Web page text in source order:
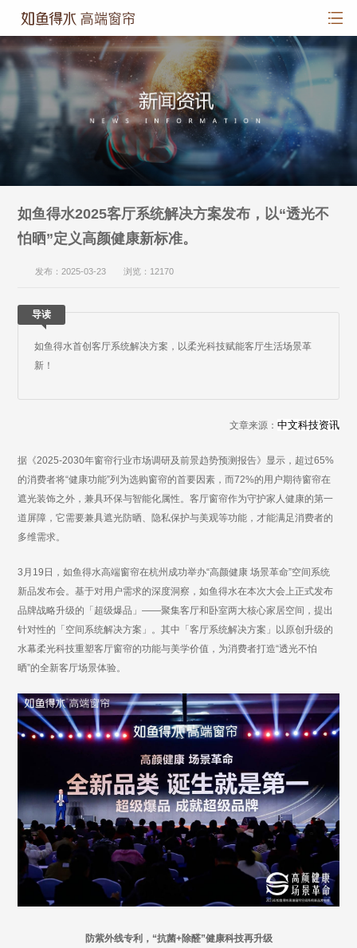
如鱼得水2025客厅系统解决方案发布，以“透光不
怕晒”定义高颜健康新标准。
发布：2025-03-23 浏览：12170
导读
如鱼得水首创客厅系统解决方案，以柔光科技赋能客厅生活场景革
新！
文章来源： 中文科技资讯
据《2025-2030年窗帘行业市场调研及前景趋势预测报告》显示， 超过65%
的消费者将“健康功能”列为选购窗帘的首要因素，而72%的用户期待窗帘在
遮光装饰之外，兼具环保与智能化属性。客厅窗帘作为守护家人健康的第一
道屏障，它需要兼具遮光防晒、隐私保护与美观等功能，才能满足消费者的
多维需求。
3月19日，如鱼得水高端窗帘在杭州成功举办“高颜健康 场景革命”空间系统
新品发布会。基于对用户需求的深度洞察，如鱼得水在本次大会上正式发布
品牌战略升级的「超级爆品」——聚集客厅和卧室两大核心家居空间，提出
针对性的「空间系统解决方案」。其中「客厅系统解决方案」以原创升级的
水幕柔光科技重塑客厅窗帘的功能与美学价值，为消费者打造“透光不怕
晒”的全新客厅场景体验。
防紫外线专利， “抗菌+除醛”健康科技再升级